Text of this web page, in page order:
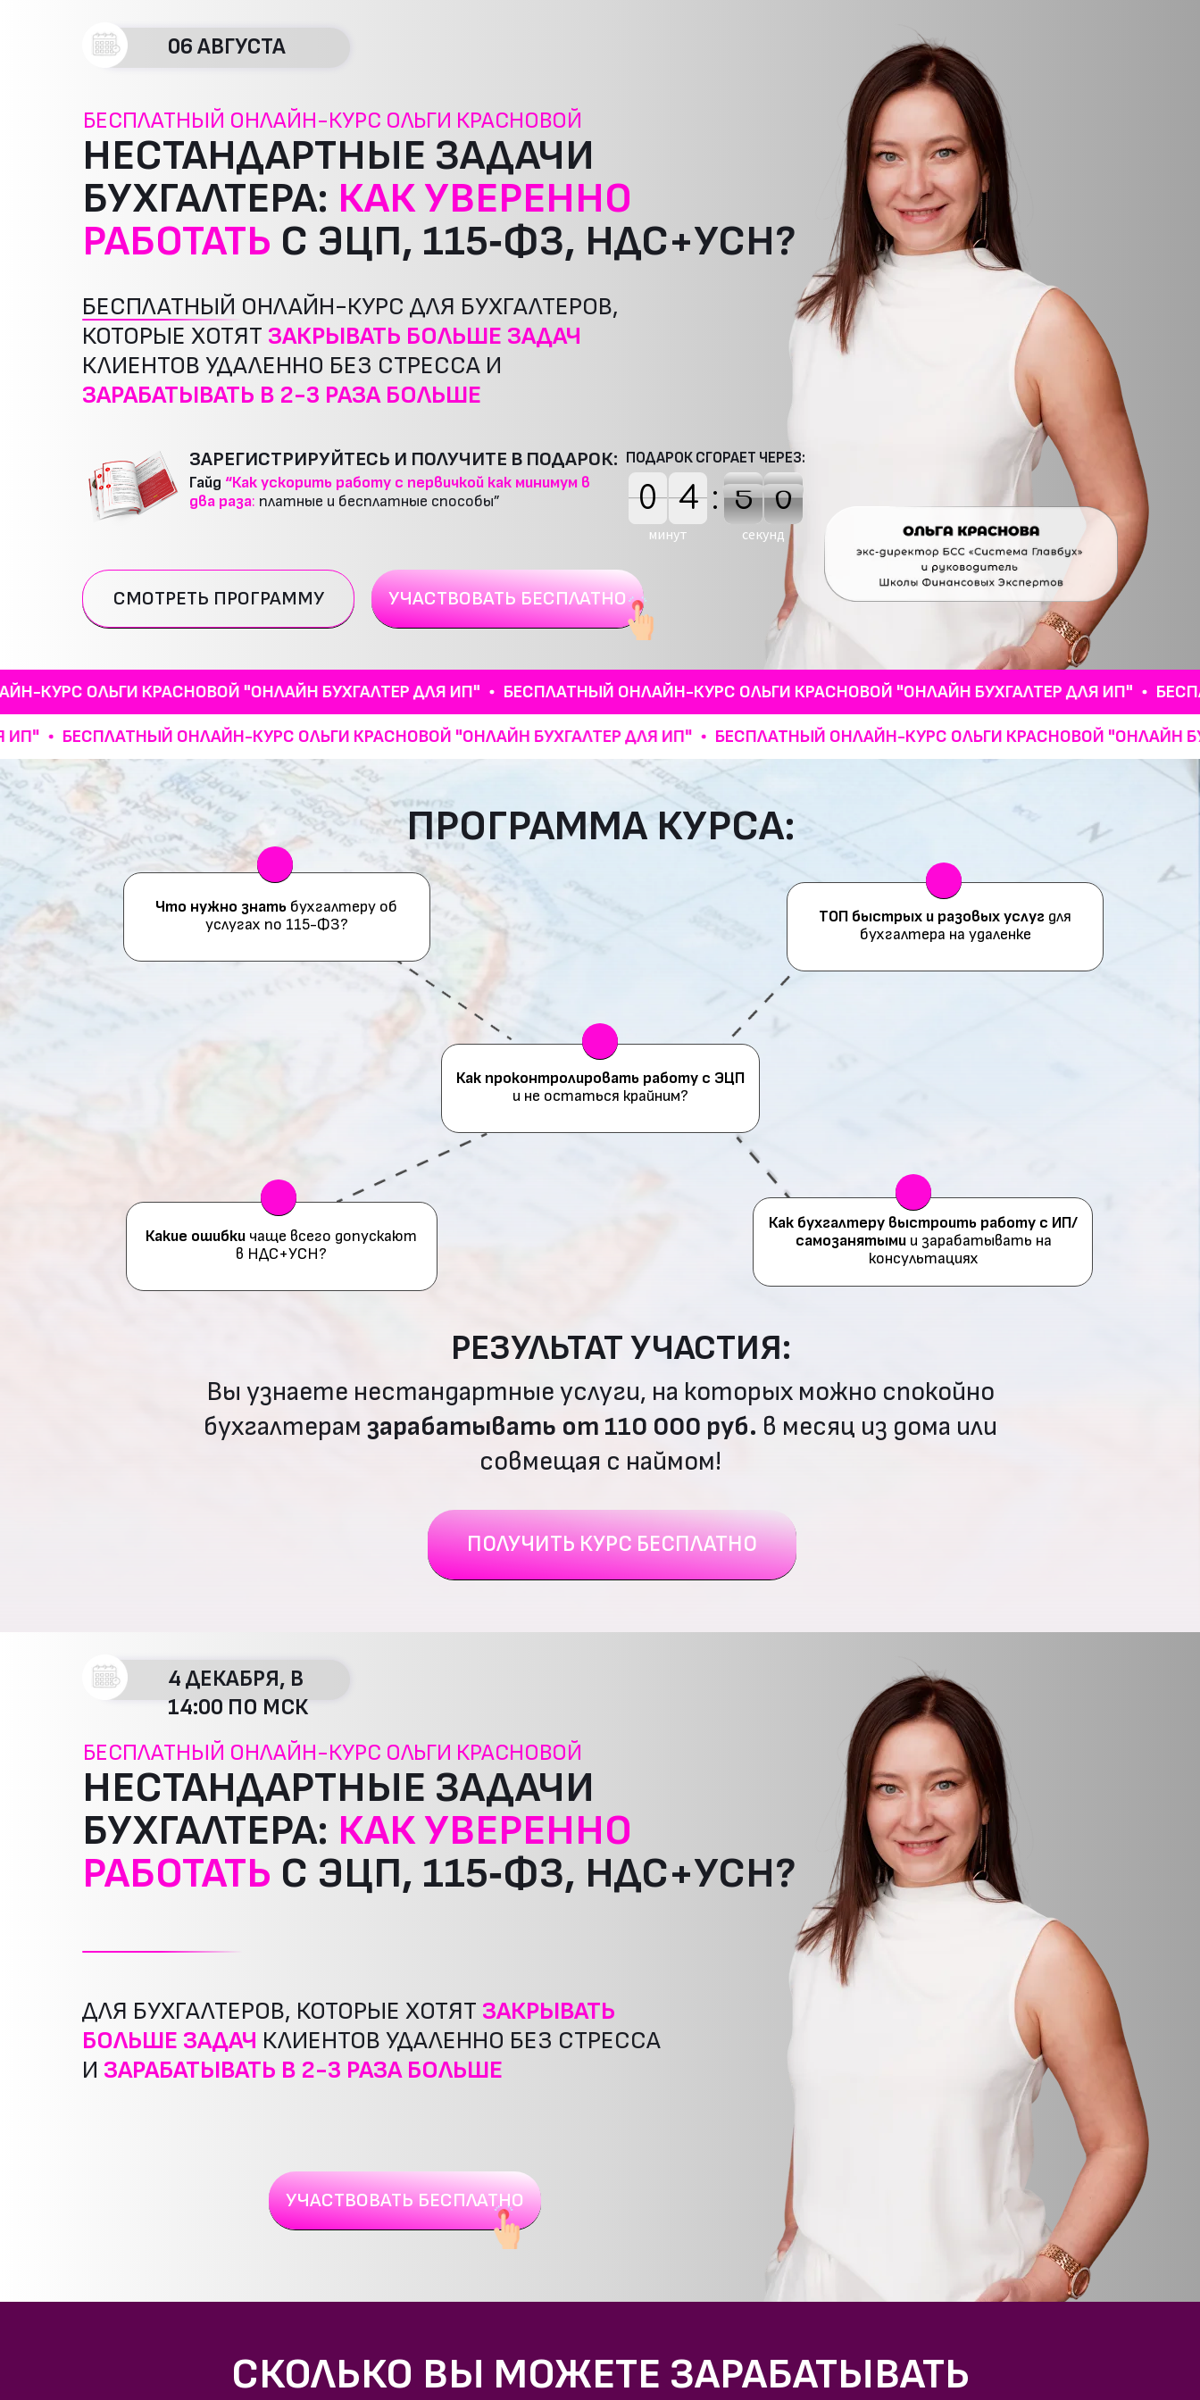
ЗАРЕГИСТРИРУЙТЕСЬ И ПОЛУЧИТЕ В ПОДАРОК:
БЕСПЛАТНЫЙ ОНЛАЙН-КУРС ДЛЯ БУХГАЛТЕРОВ,
КОТОРЫЕ ХОТЯТ ЗАКРЫВАТЬ БОЛЬШЕ ЗАДАЧ
КЛИЕНТОВ УДАЛЕННО БЕЗ СТРЕССА И
ЗАРАБАТЫВАТЬ В 2-3 РАЗА БОЛЬШЕ
Гайд “Как ускорить работу с первичкой как минимум в
два раза: платные и бесплатные способы”
ПОДАРОК СГОРАЕТ ЧЕРЕЗ:
БЕСПЛАТНЫЙ ОНЛАЙН-КУРС ОЛЬГИ КРАСНОВОЙ
06 АВГУСТА
УЧАСТВОВАТЬ БЕСПЛАТНО
СМОТРЕТЬ ПРОГРАММУ
НЕСТАНДАРТНЫЕ ЗАДАЧИ
БУХГАЛТЕРА: КАК УВЕРЕННО
РАБОТАТЬ С ЭЦП, 115‑ФЗ, НДС+УСН?
0
0 5
4
4
5
минут
: 5
4
4
5 9
8
8
9
секунд
ОЛЬГИ КРАСНОВОЙ "ОНЛАЙН БУХГАЛТЕР ДЛЯ ИП" БЕСПЛАТНЫЙ ОНЛАЙН-КУРС ОЛЬГИ КРАСНОВОЙ "ОНЛАЙН БУХГАЛТЕР ДЛЯ ИП"
ДЛЯ ИП" БЕСПЛАТНЫЙ ОНЛАЙН-КУРС ОЛЬГИ КРАСНОВОЙ "ОНЛАЙН БУХГАЛТЕР ДЛЯ ИП" БЕСПЛАТНЫЙ ОНЛАЙН-КУРС ОЛЬГИ КРАСНОВОЙ
РЕЗУЛЬТАТ УЧАСТИЯ:
ПОЛУЧИТЬ КУРС БЕСПЛАТНО
Что нужно знать бухгалтеру об
услугах по 115-ФЗ?
Какие ошибки чаще всего допускают
в НДС+УСН?
Как бухгалтеру выстроить работу с ИП/
самозанятыми и зарабатывать на
консультациях
Как проконтролировать работу с ЭЦП
и не остаться крайним?
ПРОГРАММА КУРСА:
ТОП быстрых и разовых услуг для
бухгалтера на удаленке
Вы узнаете нестандартные услуги, на которых можно спокойно
бухгалтерам зарабатывать от 110 000 руб. в месяц из дома или
совмещая с наймом!
ДЛЯ БУХГАЛТЕРОВ, КОТОРЫЕ ХОТЯТ ЗАКРЫВАТЬ
БОЛЬШЕ ЗАДАЧ КЛИЕНТОВ УДАЛЕННО БЕЗ СТРЕССА
И ЗАРАБАТЫВАТЬ В 2-3 РАЗА БОЛЬШЕ
БЕСПЛАТНЫЙ ОНЛАЙН-КУРС ОЛЬГИ КРАСНОВОЙ
4 ДЕКАБРЯ, В
14:00 ПО МСК
УЧАСТВОВАТЬ БЕСПЛАТНО
НЕСТАНДАРТНЫЕ ЗАДАЧИ
БУХГАЛТЕРА: КАК УВЕРЕННО
РАБОТАТЬ С ЭЦП, 115‑ФЗ, НДС+УСН?
СКОЛЬКО ВЫ МОЖЕТЕ ЗАРАБАТЫВАТЬ